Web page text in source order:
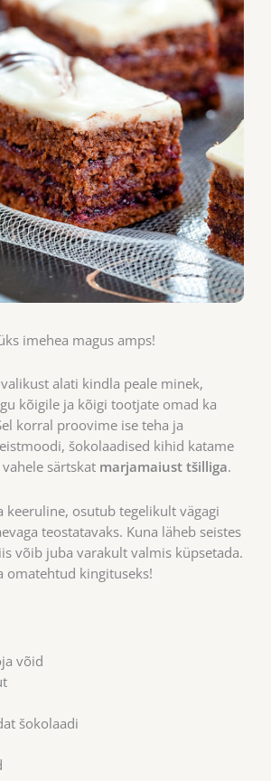
imehea magus amps!
alati kindla peale minek,
kõigile ja kõigi tootjate omad ka
korral proovime ise teha ja
šokolaadised kihid katame
särtskat marjamaiust tšilliga.
keeruline, osutub tegelikult vägagi
teostatavaks. Kuna läheb seistes
võib juba varakult valmis küpsetada.
omatehtud kingituseks!
võid
šokolaadi